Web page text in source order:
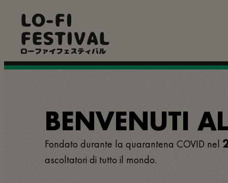
contenuto
principale
LO-FI
FESTIVAL
ローファイフェスティバル
BENVENUTI
Fondato durante la quarantena COVID nel
ascoltatori di tutto il mondo.